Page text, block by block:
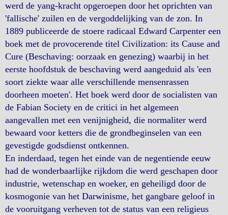
werd de yang-kracht opgeroepen door het oprichten van
'fallische' zuilen en de vergoddelijking van de zon. In
1889 publiceerde de stoere radicaal Edward Carpenter een
boek met de provocerende titel Civilization: its Cause and
Cure (Beschaving: oorzaak en genezing) waarbij in het
eerste hoofdstuk de beschaving werd aangeduid als 'een
soort ziekte waar alle verschillende mensenrassen
doorheen moeten'. Het boek werd door de socialisten van
de Fabian Society en de critici in het algemeen
aangevallen met een venijnigheid, die normaliter werd
bewaard voor ketters die de grondbeginselen van een
gevestigde godsdienst ontkennen.
En inderdaad, tegen het einde van de negentiende eeuw
had de wonderbaarlijke rijkdom die werd geschapen door
industrie, wetenschap en woeker, en geheiligd door de
kosmogonie van het Darwinisme, het gangbare geloof in
de vooruitgang verheven tot de status van een religieus